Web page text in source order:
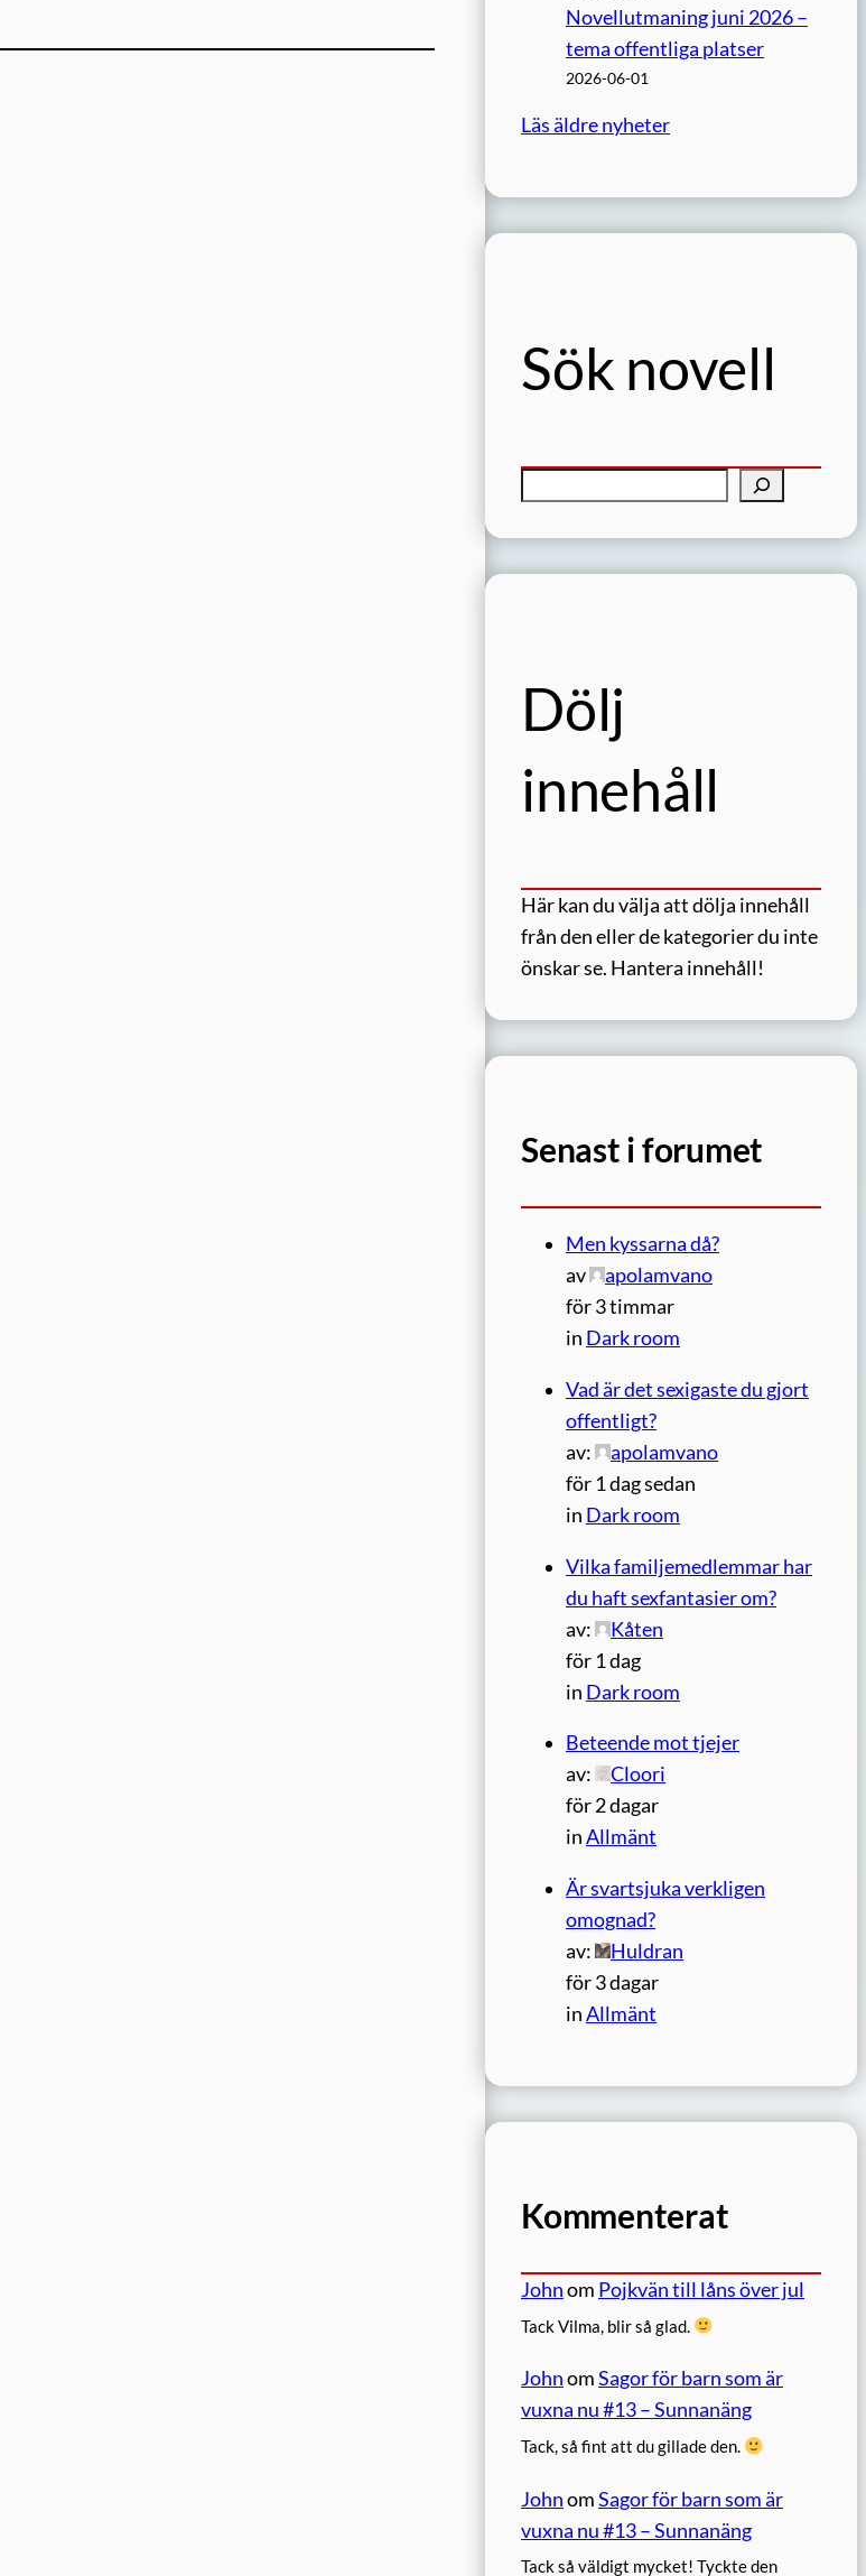
Novellutmaning juni 2026 –
tema offentliga platser
2026-06-01
Läs äldre nyheter
Sök novell
k
Dölj
innehåll
Här kan du välja att dölja innehåll
från den eller de kategorier du inte
önskar se. Hantera innehåll!
Senast i forumet
Men kyssarna då?
av
apolamvano
för 3 timmar
in Dark room
Vad är det sexigaste du gjort
offentligt?
av:
apolamvano
för 1 dag sedan
in Dark room
Vilka familjemedlemmar har
du haft sexfantasier om?
av:
Kåten
för 1 dag
in Dark room
Beteende mot tjejer
av:
Cloori
för 2 dagar
inAllmänt
Är svartsjuka verkligen
omognad?
av:
Huldran
för 3 dagar
inAllmänt
Kommenterat
Johnom Pojkvän till låns över jul
Tack Vilma, blir så glad.
JohnomSagor för barn som är
vuxna nu #13 – Sunnanäng
Tack, så fint att du gillade den.
JohnomSagor för barn som är
vuxna nu #13 – Sunnanäng
Tack så väldigt mycket! Tyckte den